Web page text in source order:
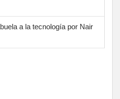
a la tecnología por Nair